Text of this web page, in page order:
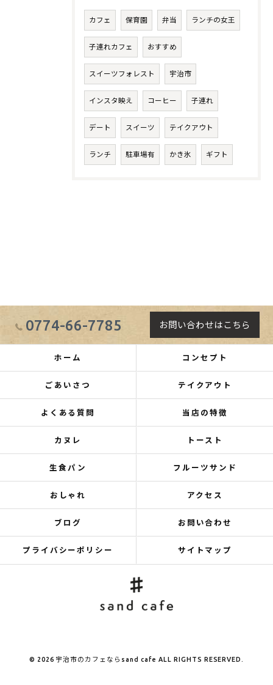
カフェ 保育園 弁当 ランチの女王
子連れカフェ おすすめ
スイーツフォレスト 宇治市
インスタ映え コーヒー 子連れ
デート スイーツ テイクアウト
ランチ 駐車場有 かき氷 ギフト
0774-66-7785 お問い合わせはこちら
ホーム コンセプト
ごあいさつ テイクアウト
よくある質問 当店の特徴
カヌレ トースト
生食パン フルーツサンド
おしゃれ アクセス
ブログ お問い合わせ
プライバシーポリシー サイトマップ
© 2026 宇治市のカフェならsand cafe ALL RIGHTS RESERVED.